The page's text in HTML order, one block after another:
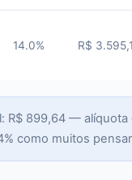
14.0% R$
R$ 899,64 — alíquota
como muitos